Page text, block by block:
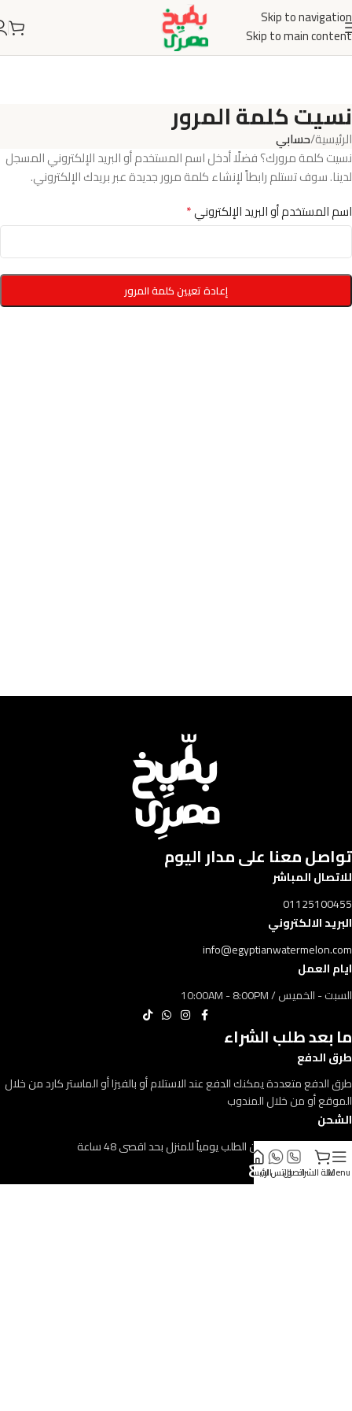
Skip to navigation
Skip to main content
نسيت كلمة المرور
الرئيسية/حسابي
نسيت كلمة مرورك؟ فضلًا أدخل اسم المستخدم أو البريد الإلكتروني المسجل
لدينا. سوف تستلم رابطاً لإنشاء كلمة مرور جديدة عبر بريدك الإلكتروني.
اسم المستخدم أو البريد الإلكتروني*
إعادة تعيين كلمة المرور
تواصل معنا على مدار اليوم​​
للاتصال المباشر
01125100455
البريد الالكتروني
info@egyptianwatermelon.com
ايام العمل
السبت - الخميس / 10:00AM - 8:00PM
ما بعد طلب الشراء
طرق الدفع
طرق الدفع متعددة يمكنك الدفع عند الاستلام أو بالفيزا أو الماستر كارد من خلال
الموقع أو من خلال المندوب
الشحن
الشحن فاليوم التالي من الطلب يومياً للمنزل بحد اقصى 48 ساعة
أقسام الموقع
Menuسلة الشراءاتصالواتس ابالرئيسية